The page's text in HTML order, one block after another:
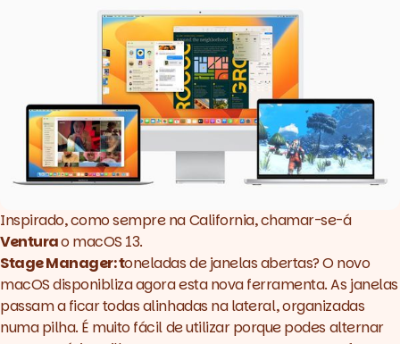
Inspirado, como sempre na California, chamar-se-á
Venturao macOS 13.
Stage Manager: toneladas de janelas abertas? O novo
macOS disponibliza agora esta nova ferramenta. As janelas
passam a ficar todas alinhadas na lateral, organizadas
numa pilha. É muito fácil de utilizar porque podes alternar